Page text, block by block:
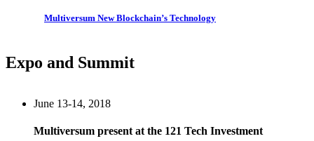
Multiversum New Blockchain’s Technology
Expo and Summit
June 13-14, 2018
Multiversum present at the 121 Tech Investment